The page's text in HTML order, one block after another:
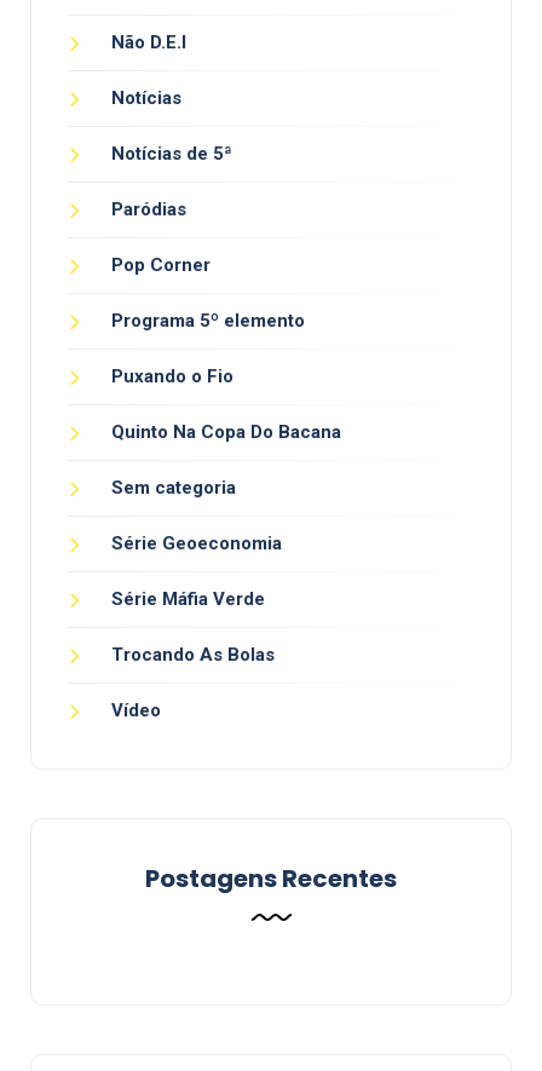
Não D.E.I
Notícias
Notícias de 5ª
Paródias
Pop Corner
Programa 5º elemento
Puxando o Fio
Quinto Na Copa Do Bacana
Sem categoria
Série Geoeconomia
Série Máfia Verde
Trocando As Bolas
Vídeo
Postagens Recentes